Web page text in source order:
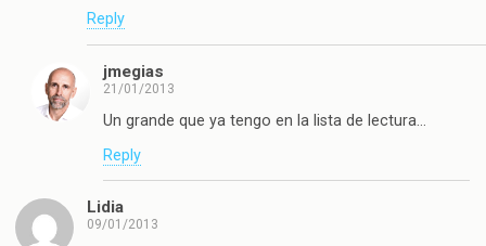
Reply
jmegias
21/01/2013
Un grande que ya tengo en la lista de lectura…
Reply
Lidia
09/01/2013